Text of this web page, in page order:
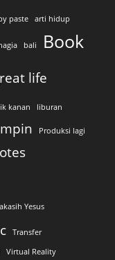
paste arti hidup
bali Book
life
kanan liburan
Produksi lagi
Yesus
Transfer
Virtual Reality